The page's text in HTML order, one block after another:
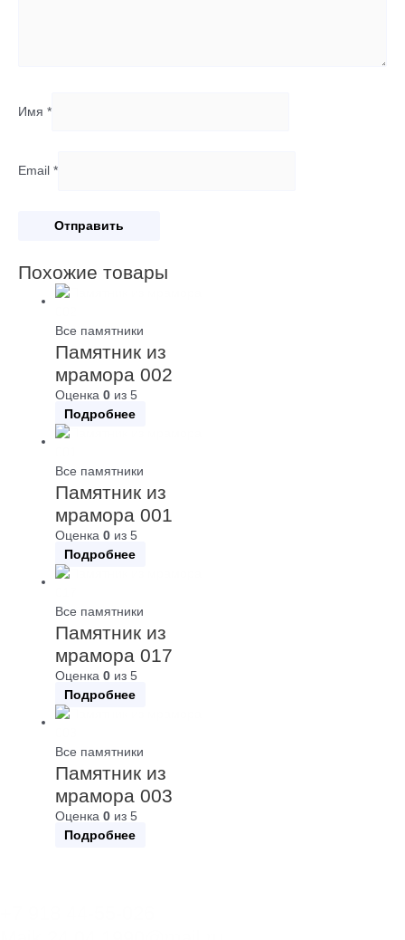
Имя *
Email *
Похожие товары
Все памятники
Памятник из
мрамора 002
Оценка0 из 5
Подробнее
Все памятники
Памятник из
мрамора 001
Оценка0 из 5
Подробнее
Все памятники
Памятник из
мрамора 017
Оценка0 из 5
Подробнее
Все памятники
Памятник из
мрамора 003
Оценка0 из 5
Подробнее